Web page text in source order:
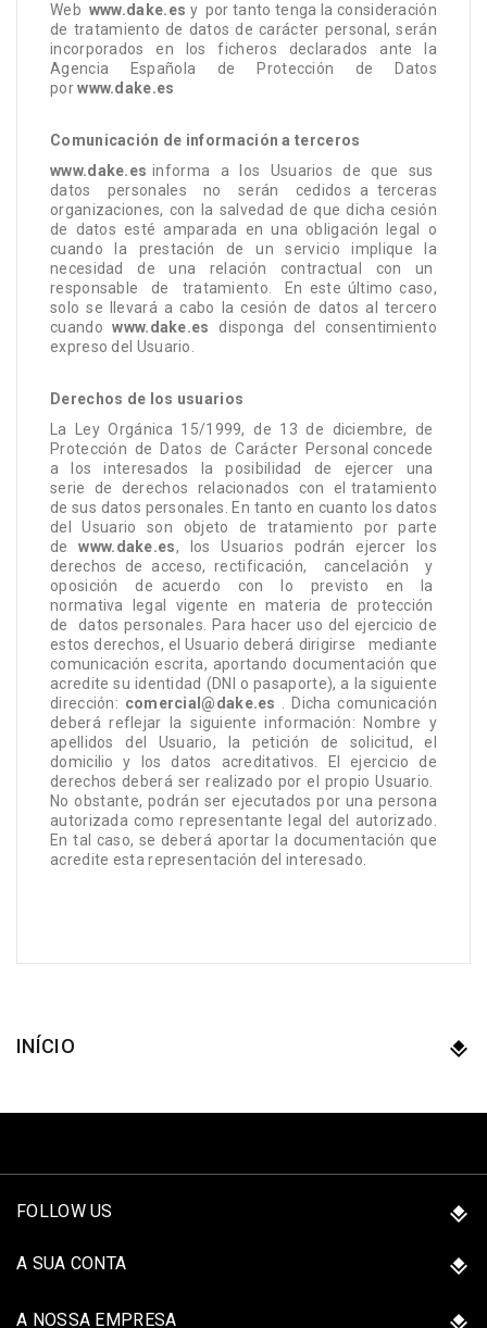
Web www.dake.es y por tanto tenga la consideración
de tratamiento de datos de carácter personal, serán
incorporados en los ficheros declarados ante la
Agencia Española de Protección de Datos
porwww.dake.es
Comunicación de información a terceros
www.dake.es informa a los Usuarios de que
sus
datos
personales no serán
cedidos a terceras
organizaciones, con la salvedad de que dicha cesión
de datos esté amparada en una obligación legal o
cuando la prestación de un servicio implique la
necesidad de una relación contractual con un
responsable
de tratamiento.
En este último caso,
solo se llevará a cabo la cesión de datos al tercero
cuandowww.dake.es
disponga del consentimiento
expreso del Usuario.
Derechos de los usuarios
La
Ley Orgánica 15/1999, de 13 de diciembre,
de
Protección de Datos de Carácter Personal concede
a
los interesados la posibilidad de ejercer
una
serie
de derechos relacionados con
el tratamiento
de sus datos personales. En tanto en cuanto los datos
del Usuario son objeto de tratamiento por parte
dewww.dake.es, los Usuarios podrán ejercer los
derechos de acceso, rectificación,
cancelación
y
oposición
de acuerdo con lo previsto en
la
normativa
legal vigente en materia de
protección
de
datos personales. Para hacer uso del ejercicio de
estos derechos, el Usuario deberá dirigirse
mediante
comunicación escrita, aportando documentación que
acredite su identidad (DNI o pasaporte), a la siguiente
dirección: comercial@dake.es
. Dicha comunicación
deberá reflejar la siguiente información: Nombre y
apellidos del Usuario, la petición de solicitud, el
domicilio y los datos acreditativos. El ejercicio de
derechos deberá ser realizado por el propio Usuario.
No obstante, podrán ser ejecutados por una persona
autorizada como representante legal del autorizado.
En tal caso, se deberá aportar la documentación que
acredite esta representación del interesado.
INÍCIO
FOLLOW US
A SUA CONTA
A NOSSA EMPRESA